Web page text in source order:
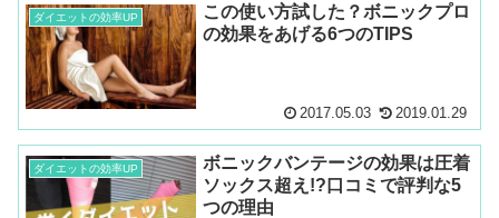
ダイエットの効率UP
この使い方試した？ボニックプロ
の効果をあげる6つのTIPS
2017.05.03 2019.01.29
ダイエットの効率UP
ボニックバンテージの効果は圧着
ソックス超え!?口コミで評判な5
つの理由